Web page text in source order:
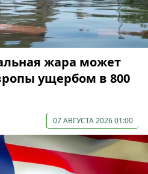
жара может
ущербом в 800
07 АВГУСТА 2026 01:00